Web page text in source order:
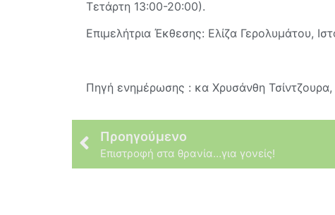
Τετάρτη 13:00-20:00).
Επιμελήτρια Έκθεσης: Ελίζα Γερολυμάτου,
Πηγή ενημέρωσης : κα Χρυσάνθη
Προηγούμενο
Επιστροφή στα θρανία…για γονείς!